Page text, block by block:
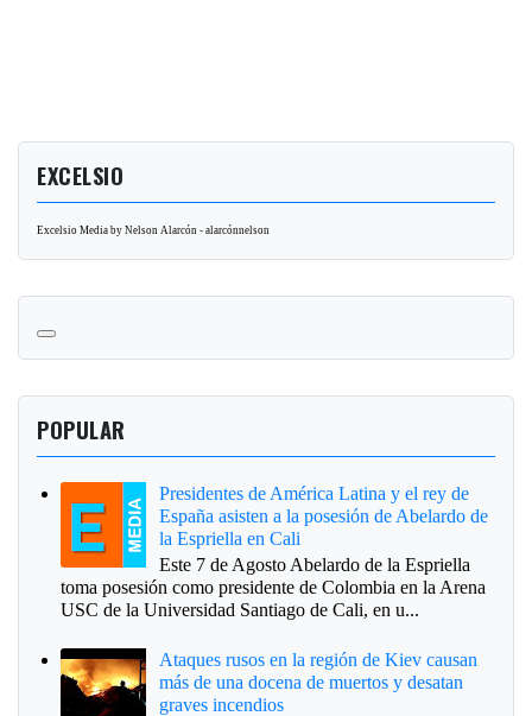
EXCELSIO
Excelsio Media by Nelson Alarcón - alarcónnelson
POPULAR
Presidentes de América Latina y el rey de
España asisten a la posesión de Abelardo de
la Espriella en Cali
Este 7 de Agosto Abelardo de la Espriella
toma posesión como presidente de Colombia en la Arena
USC de la Universidad Santiago de Cali, en u...
Ataques rusos en la región de Kiev causan
más de una docena de muertos y desatan
graves incendios